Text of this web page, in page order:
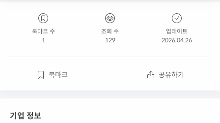
북마크 수
1
조회 수
129
업데이트
2026.04.26
북마크 공유하기
기업 정보